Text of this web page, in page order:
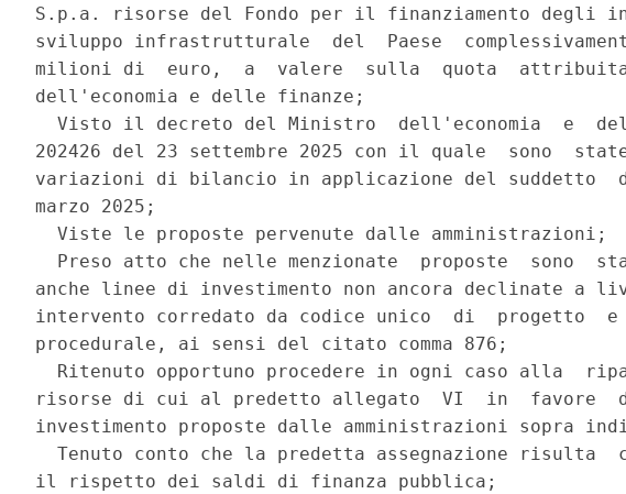
S.p.a. risorse del Fondo per il finanziamento degli
sviluppo infrastrutturale  del  Paese
milioni di  euro,  a  valere  sulla  quota
dell'economia e delle finanze;
Visto il decreto del Ministro  dell'economia  e
202426 del 23 settembre 2025 con il quale  sono
variazioni di bilancio in applicazione del suddetto
marzo 2025;
  Viste le proposte pervenute dalle amministrazioni;
Preso atto che nelle menzionate  proposte  sono
anche linee di investimento non ancora declinate a
intervento corredato da codice unico  di  progetto  e
procedurale, ai sensi del citato comma 876;
Ritenuto opportuno procedere in ogni caso alla
risorse di cui al predetto allegato  VI  in  favore
investimento proposte dalle amministrazioni sopra
Tenuto conto che la predetta assegnazione risulta
il rispetto dei saldi di finanza pubblica;